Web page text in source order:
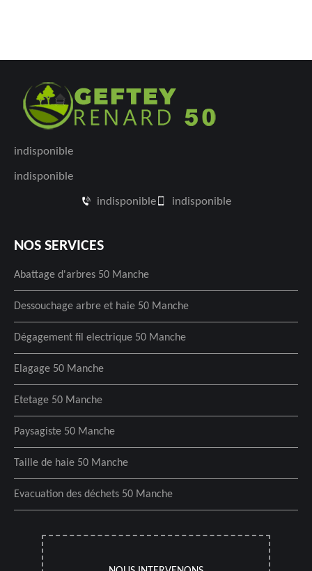
indisponible
indisponible
indisponible indisponible
NOS SERVICES
Abattage d'arbres 50 Manche
Dessouchage arbre et haie 50 Manche
Dégagement fil electrique 50 Manche
Elagage 50 Manche
Etetage 50 Manche
Paysagiste 50 Manche
Taille de haie 50 Manche
Evacuation des déchets 50 Manche